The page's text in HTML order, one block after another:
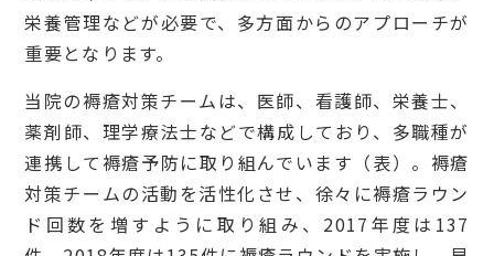
栄養管理などが必要で、多方面からのアプローチが
重要となります。
当院の褥瘡対策チームは、医師、看護師、栄養士、
薬剤師、理学療法士などで構成しており、多職種が
連携して褥瘡予防に取り組んでいます（表）。褥瘡
対策チームの活動を活性化させ、徐々に褥瘡ラウン
ド回数を増すように取り組み、2017年度は137